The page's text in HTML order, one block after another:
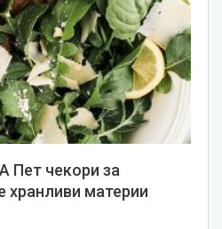
чекори за
хранливи материи